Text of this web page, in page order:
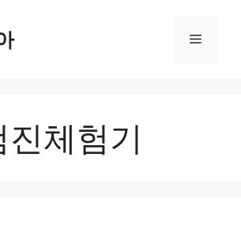
메
진체험기